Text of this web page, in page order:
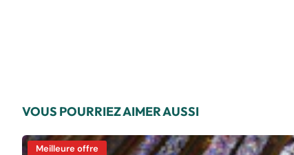
VOUS POURRIEZ AIMER AUSSI
Meilleure offre